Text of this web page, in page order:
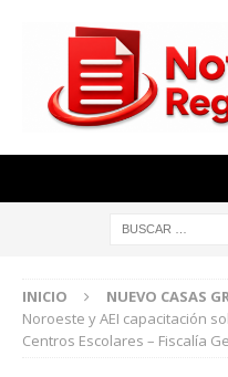
INICIO NUEVO CASAS
Noroeste y AEI capacitación
Centros Escolares – Fiscalía